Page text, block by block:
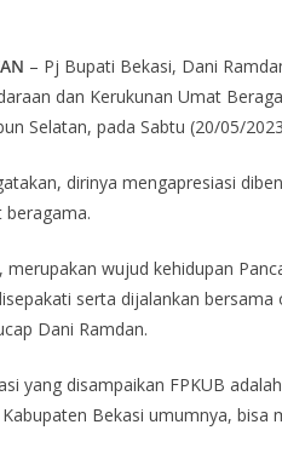
– Pj Bupati Bekasi, Dani
dan Kerukunan Umat
Selatan, pada Sabtu (20/05/
dirinya mengapresiasi
merupakan wujud kehidupan
serta dijalankan
Dani Ramdan.
yang disampaikan FPKUB
Bekasi umumnya,